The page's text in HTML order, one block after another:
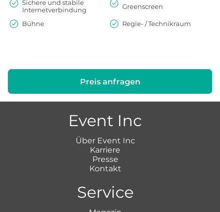
Sichere und stabile
Internetverbindung
Greenscreen
Bühne Regie- / Technikraum
Preis anfragen
Event Inc
Über Event Inc
Karriere
Presse
Kontakt
Service